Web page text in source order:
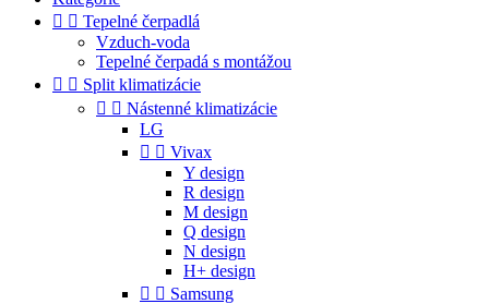
  Tepelné čerpadlá
Vzduch-voda
Tepelné čerpadá s montážou
  Split klimatizácie
  Nástenné klimatizácie
LG
  Vivax
Y design
R design
M design
Q design
N design
H+ design
  Samsung